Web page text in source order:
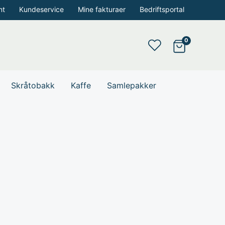
Kundeservice Mine fakturaer Bedriftsportal
Skråtobakk Kaffe Samlepakker